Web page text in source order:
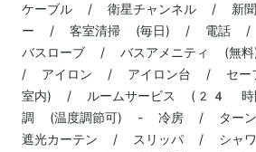
ケーブル / 衛星チャンネル / 新
ー / 客室清掃 (毎日) / 電話 /
バスローブ / バスアメニティ (無
/ アイロン / アイロン台 / セーフ
室内) / ルームサービス (24 時
調 (温度調節可) - 冷房 / ターン
遮光カーテン / スリッパ / シャ